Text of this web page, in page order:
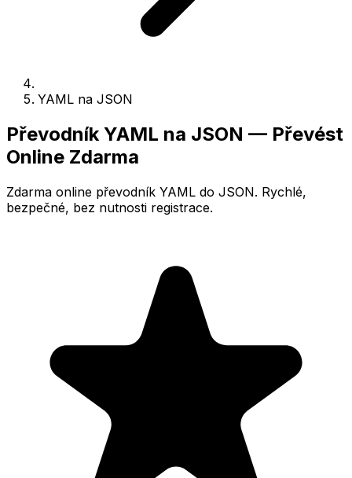
YAML na JSON
Převodník YAML na JSON — Převést
Online Zdarma
Zdarma online převodník YAML do JSON. Rychlé,
bezpečné, bez nutnosti registrace.